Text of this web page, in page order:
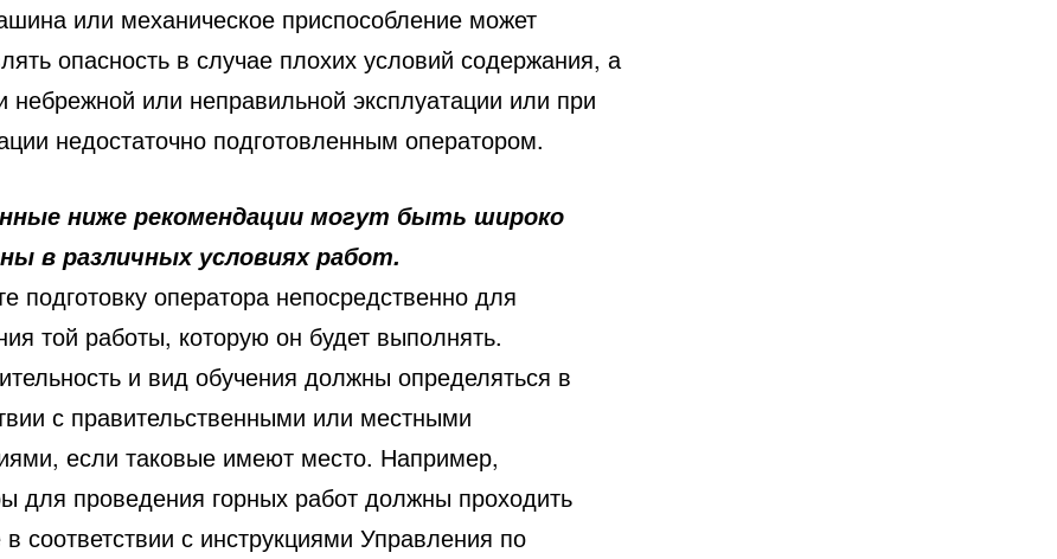
или механическое приспособление может
опасность в случае плохих условий содержания, а
небрежной или неправильной эксплуатации или при
недостаточно подготовленным оператором.
ниже рекомендации могут быть широко
в различных условиях работ.
подготовку оператора непосредственно для
той работы, которую он будет выполнять.
и вид обучения должны определяться в
с правительственными или местными
если таковые имеют место. Например,
для проведения горных работ должны проходить
соответствии с инструкциями Управления по